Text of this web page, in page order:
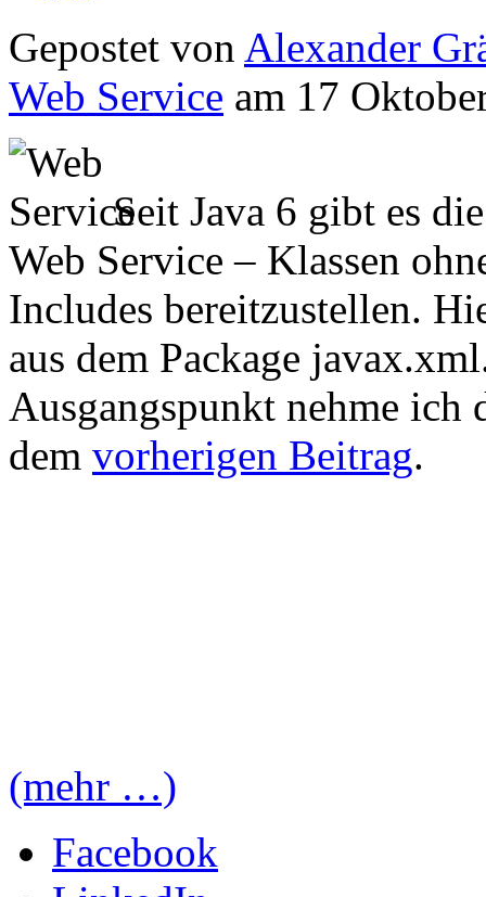
Gepostet von Alexander
Web Service am 17
Seit Java 6 gibt es
Web Service – Klassen
Includes bereitzustellen.
aus dem Package
Ausgangspunkt nehme ich
dem vorherigen Beitrag.
(mehr …)
Facebook